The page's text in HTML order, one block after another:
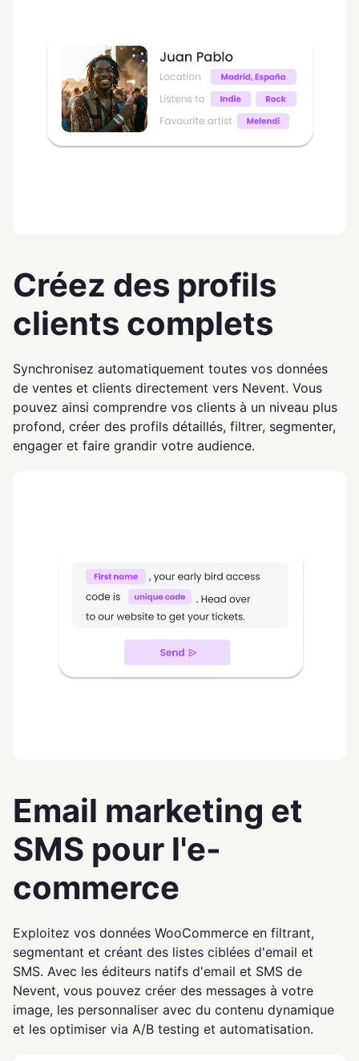
Créez des profils
clients complets
Synchronisez automatiquement toutes vos données
de ventes et clients directement vers Nevent. Vous
pouvez ainsi comprendre vos clients à un niveau plus
profond, créer des profils détaillés, filtrer, segmenter,
engager et faire grandir votre audience.
Email marketing et
SMS pour l'e-
commerce
Exploitez vos données WooCommerce en filtrant,
segmentant et créant des listes ciblées d'email et
SMS. Avec les éditeurs natifs d'email et SMS de
Nevent, vous pouvez créer des messages à votre
image, les personnaliser avec du contenu dynamique
et les optimiser via A/B testing et automatisation.